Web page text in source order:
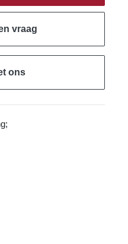
vraag
ons